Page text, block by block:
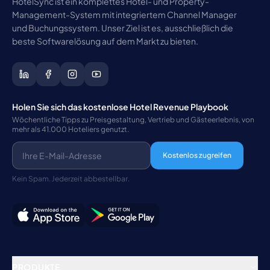
Management-System mit integriertem Channel Manager
und Buchungssystem. Unser Ziel ist es, ausschließlich die
beste Softwarelösung auf dem Markt zu bieten.
Holen Sie sich das kostenlose Hotel Revenue Playbook
Wöchentliche Tipps zu Preisgestaltung, Vertrieb und Gästeerlebnis, von
mehr als 41.000 Hoteliers genutzt.
Kostenlos zugreifen
Kein Spam. Jederzeit abbestellbar.